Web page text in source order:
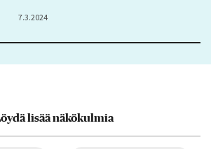
7.3.2024
lisää näkökulmia